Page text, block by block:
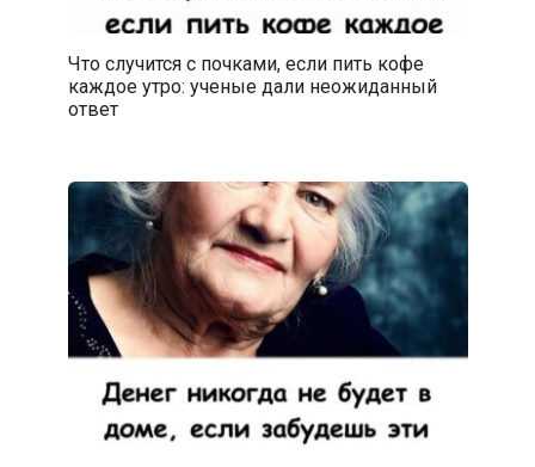
Что случится с почками, если пить кофе
каждое утро: ученые дали неожиданный
ответ